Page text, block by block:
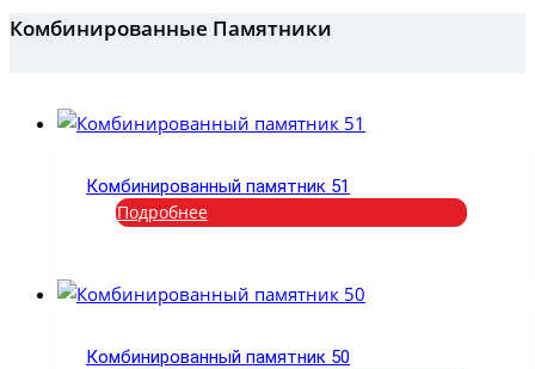
Комбинированные Памятники
Комбинированный памятник 51
Подробнее
Комбинированный памятник 50